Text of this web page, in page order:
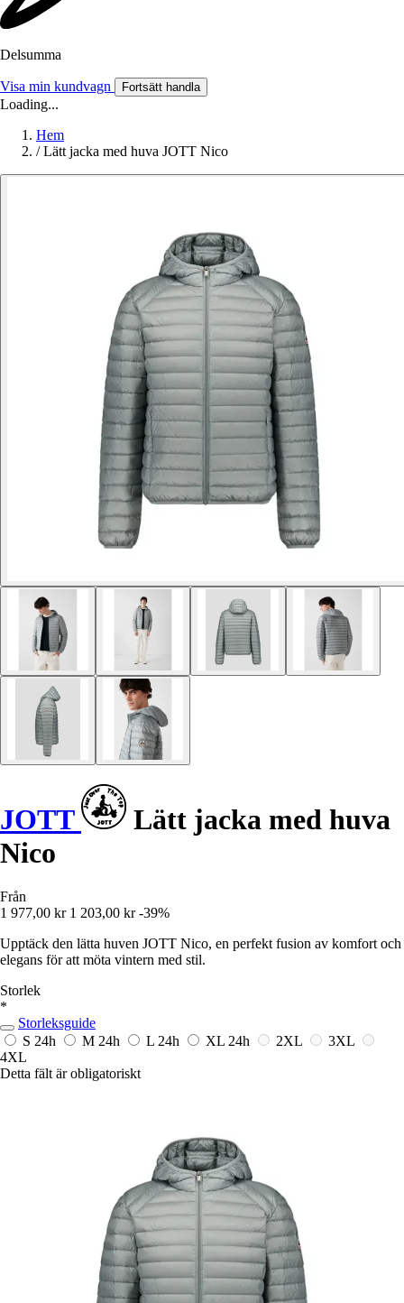
Delsumma
Visa min kundvagn Fortsätt handla
Loading...
Hem
/ Lätt jacka med huva JOTT Nico
JOTT
Lätt jacka med huva
Nico
Från
1 977,00 kr 1 203,00 kr -39%
Upptäck den lätta huven JOTT Nico, en perfekt fusion av komfort och
elegans för att möta vintern med stil.
Storlek
*
Storleksguide
S 24h M 24h L 24h XL 24h 2XL
3XL
4XL
Detta fält är obligatoriskt